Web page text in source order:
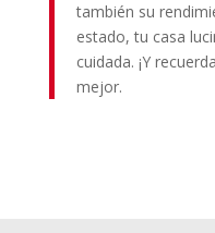
también su
estado,tu casa
cuidada. ¡Y
mejor.